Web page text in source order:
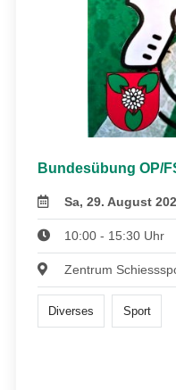
Bundesübung OP/
Sa, 29. August
10:00 - 15:30 Uhr
Zentrum
Diverses Sport